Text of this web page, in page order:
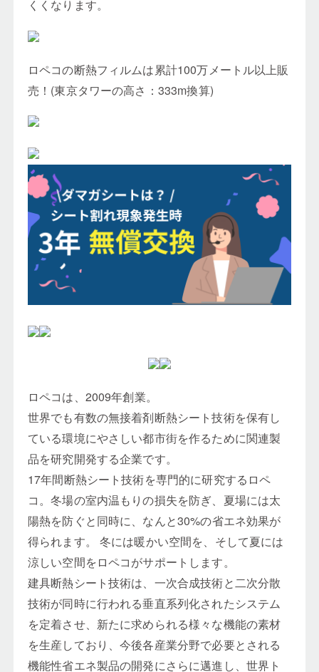
くくなります。
ロペコの断熱フィルムは累計100万メートル以上販
売！(東京タワーの高さ：333m換算)
ロペコは、2009年創業。
世界でも有数の無接着剤断熱シート技術を保有し
ている環境にやさしい都市街を作るために関連製
品を研究開発する企業です。
17年間断熱シート技術を専門的に研究するロペ
コ。冬場の室内温もりの損失を防ぎ、夏場には太
陽熱を防ぐと同時に、なんと30%の省エネ効果が
得られます。 冬には暖かい空間を、そして夏には
涼しい空間をロペコがサポートします。
建具断熱シート技術は、一次合成技術と二次分散
技術が同時に行われる垂直系列化されたシステム
を定着させ、新たに求められる様々な機能の素材
を生産しており、今後各産業分野で必要とされる
機能性省エネ製品の開発にさらに邁進し、世界ト